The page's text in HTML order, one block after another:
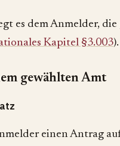
es dem Anmelder,
Kapitel §3.003).
gewählten Amt
einen Antrag